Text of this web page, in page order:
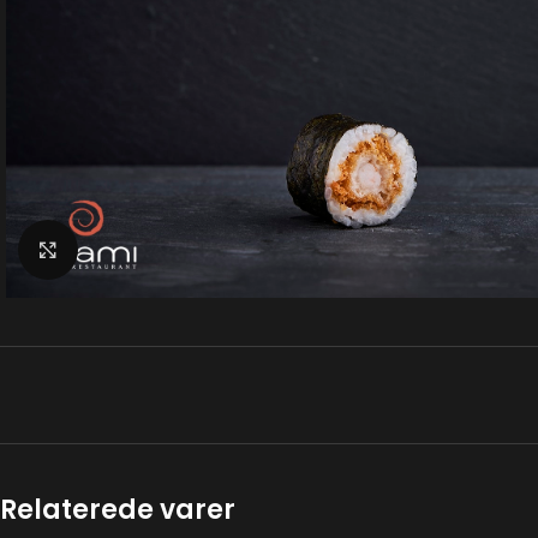
Klik for at forstørre
Relaterede varer